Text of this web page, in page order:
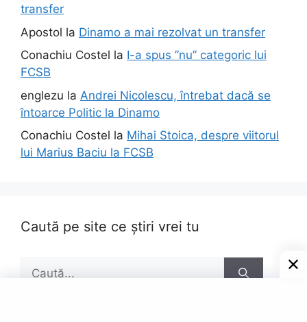
transfer
Apostol la Dinamo a mai rezolvat un transfer
Conachiu Costel la I-a spus ”nu” categoric lui
FCSB
englezu la Andrei Nicolescu, întrebat dacă se
întoarce Politic la Dinamo
Conachiu Costel la Mihai Stoica, despre viitorul
lui Marius Baciu la FCSB
Caută pe site ce știri vrei tu
Caută
după: